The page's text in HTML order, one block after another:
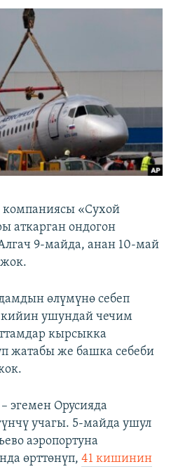
компаниясы «Сухой
аткарган ондогон
9-майда, анан 10-май
өлүмүнө себеп
кийин ушундай чечим
кырсыкка
жатабы же башка себеби
эгемен Орусияда
учагы. 5-майда ушул
аэропортуна
өрттөнүп, 41 кишинин